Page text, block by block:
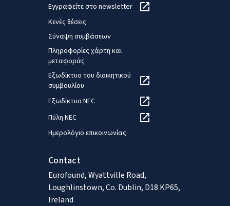
Εγγραφείτε στο newsletter
Κενές θέσεις
Σύναψη συμβάσεων
Πληροφορίες χάρτη και
μεταφοράς
Εξωδίκτυο του διοικητικού
συμβουλίου
Εξωδίκτυο NEC
Πύλη NEC
Ημερολόγιο επικοινωνίας
Contact
Eurofound, Wyattville Road,
Loughlinstown, Co. Dublin, D18 KP65,
Ireland